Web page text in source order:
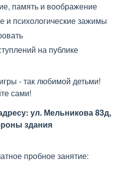
память и воображение
психологические зажимы
на публике
- так любимой детьми!
сами!
ул. Мельникова 83д,
здания
пробное занятие: